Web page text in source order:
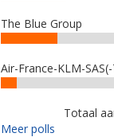
The Blue Group
Air-France-KLM-
Totaal
Meer polls